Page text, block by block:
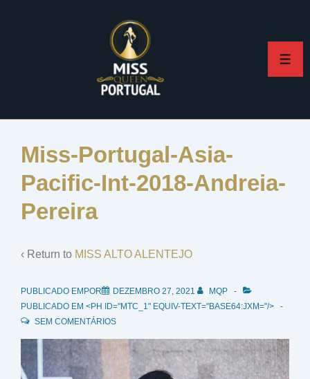
Miss-Portugal-Asia-
Pacific-Int-2018-Andreia-
Pereira
‹ Return to MISS ALTO ALENTEJO
PUBLICADO EMPOR DEZEMBRO 27, 2021
MQP
PUBLICADO EM <PH ID="MTC_1" EQUIV-TEXT="BASE64:JXM="/>
SEM COMENTÁRIOS